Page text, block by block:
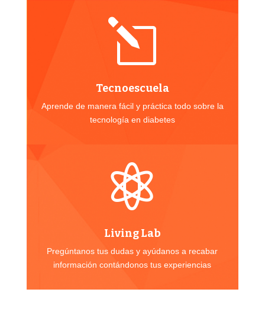
l
Tecnoescuela
Aprende de manera fácil y práctica todo sobre la
tecnología en diabetes

Living Lab
Pregúntanos tus dudas y ayúdanos a recabar
información contándonos tus experiencias